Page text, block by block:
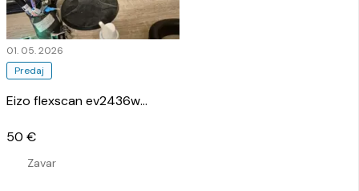
Predaj
01. 05. 2026
Eizo flexscan ev2436w…
Zavar
50 €